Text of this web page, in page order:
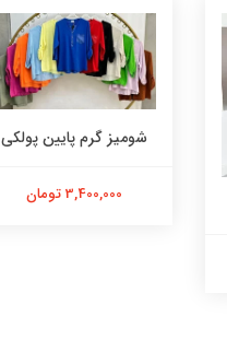
شومیز گرم پایین پولکی
3,400,000 تومان